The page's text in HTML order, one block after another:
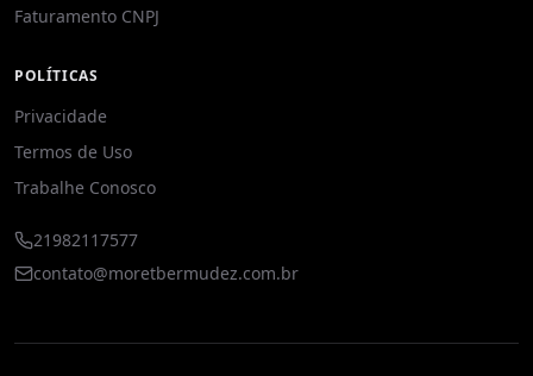
Faturamento CNPJ
POLÍTICAS
Privacidade
Termos de Uso
Trabalhe Conosco
21982117577
contato@moretbermudez.com.br